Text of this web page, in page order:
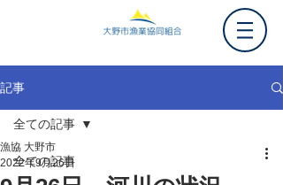
記事
全ての記事
全ての記事
漁協 大野市
2022年9月26日